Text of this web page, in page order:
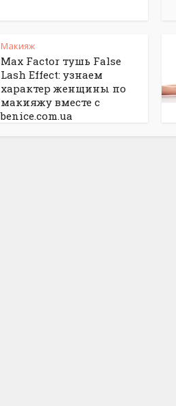
Макияж
Max Factor тушь False
Lash Effect: узнаем
характер женщины по
макияжу вместе с
benice.com.ua